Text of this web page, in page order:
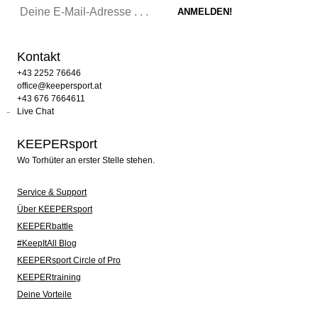
Kontakt
+43 2252 76646
office@keepersport.at
+43 676 7664611
Live Chat
KEEPERsport
Wo Torhüter an erster Stelle stehen.
Service & Support
Über KEEPERsport
KEEPERbattle
#KeepItAll Blog
KEEPERsport Circle of Pro
KEEPERtraining
Deine Vorteile